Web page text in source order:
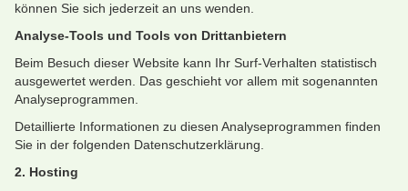
können Sie sich jederzeit an uns wenden.
Analyse-Tools und Tools von Drittanbietern
Beim Besuch dieser Website kann Ihr Surf-Verhalten statistisch
ausgewertet werden. Das geschieht vor allem mit sogenannten
Analyseprogrammen.
Detaillierte Informationen zu diesen Analyseprogrammen finden
Sie in der folgenden Datenschutzerklärung.
2. Hosting